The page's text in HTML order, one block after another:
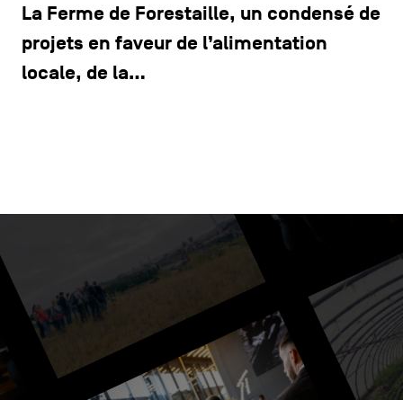
La Ferme de Forestaille, un condensé de
projets en faveur de l’alimentation
locale, de la…